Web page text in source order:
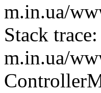
m.in.ua/
Stack
m.in.ua/